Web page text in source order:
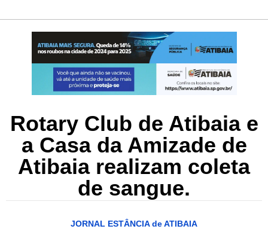
Rotary Club de Atibaia e
a Casa da Amizade de
Atibaia realizam coleta
de sangue.
JORNAL ESTÂNCIA de ATIBAIA